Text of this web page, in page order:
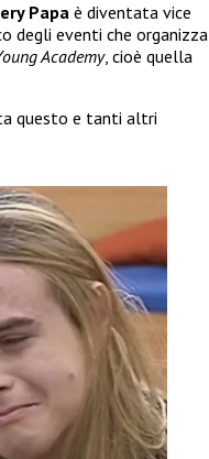
Papa è diventata vice
degli eventi che organizza
Academy, cioè quella
questo e tanti altri